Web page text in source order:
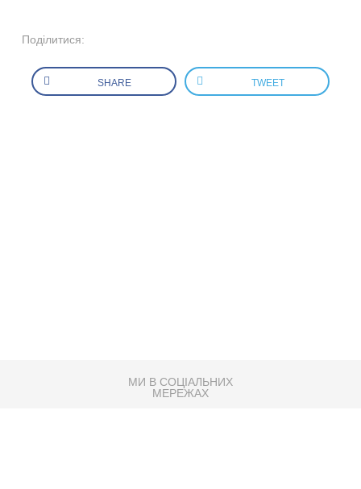
Поділитися:
SHARE TWEET
МИ В СОЦІАЛЬНИХ
МЕРЕЖАХ